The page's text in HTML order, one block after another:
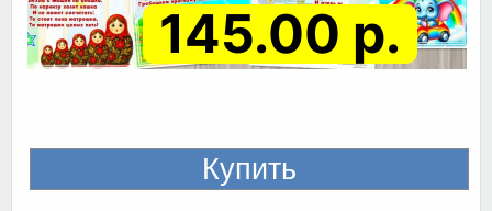
145.00 р.